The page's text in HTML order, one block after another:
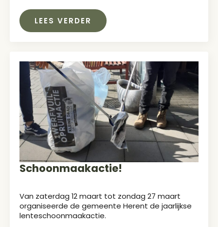
LEES VERDER
Schoonmaakactie!
Van zaterdag 12 maart tot zondag 27 maart
organiseerde de gemeente Herent de jaarlijkse
lenteschoonmaakactie.